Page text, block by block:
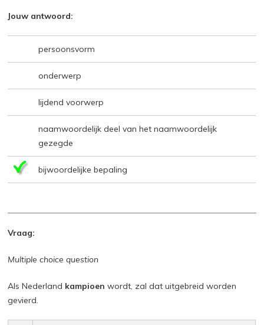
Jouw antwoord:
persoonsvorm
onderwerp
lijdend voorwerp
naamwoordelijk deel van het naamwoordelijk
gezegde
bijwoordelijke bepaling
Vraag:
Multiple choice question
Als Nederland kampioen wordt, zal dat uitgebreid worden
gevierd.